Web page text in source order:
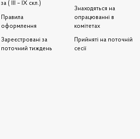
за ( III – IX скл.)
Правила
оформлення
Зареєстровані за
поточний тиждень
Знаходяться на
опрацюванні в
комітетах
Прийняті на поточній
сесії